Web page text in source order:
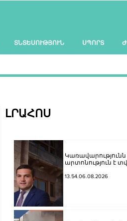
ՏՆՏԵՍՈՒԹՅՈՒՆ ՍՊՈՐՏ
ԼՐԱՀՈՍ
Կառավարությունն
արտոնություն է
Պոլիտեխնիկի
13.54.06.08.2026